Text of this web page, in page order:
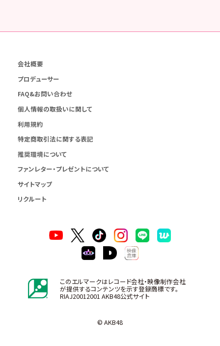
会社概要
プロデューサー
FAQ&お問い合わせ
個人情報の取扱いに関して
利用規約
特定商取引法に関する表記
推奨環境について
ファンレター・プレゼントについて
サイトマップ
リクルート
このエルマークはレコード会社・映像制作会社
が提供するコンテンツを示す登録商標です。
RIAJ20012001 AKB48公式サイト
© AKB48